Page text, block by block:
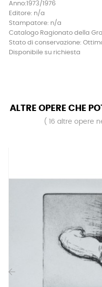
Anno:1973/1976
Editore: n/a
Stampatore: n/a
Catalogo Ragionato della
Stato di conservazione:
Disponibile su richiesta
ALTRE OPERE CHE
( 16 altre opere